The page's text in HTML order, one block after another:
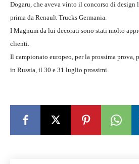
Dogaru, che aveva vinto il concorso di design
prima da Renault Trucks Germania.
I Magnum da lui decorati sono stati molto
clienti.
Il campionato europeo, per la prossima prova,
in Russia, il 30 e 31 luglio prossimi.